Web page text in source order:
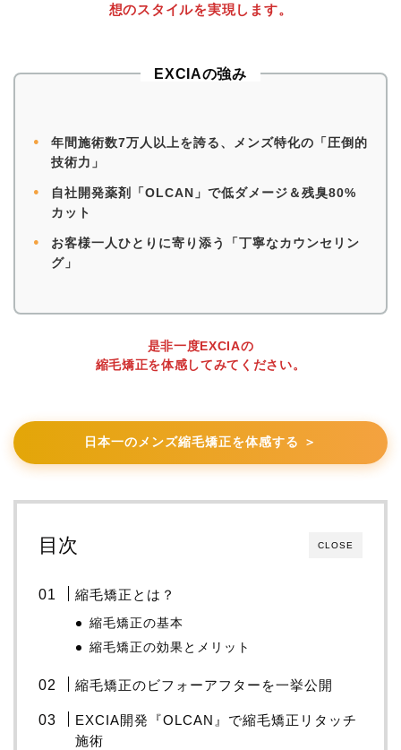
想のスタイルを実現します。
EXCIAの強み
●
年間施術数7万人以上を誇る、メンズ特化の「圧倒的
技術力」
●
自社開発薬剤「OLCAN」で低ダメージ＆残臭80%
カット
●
お客様一人ひとりに寄り添う「丁寧なカウンセリン
グ」
是非一度EXCIAの
縮毛矯正を体感してみてください。
日本一のメンズ縮毛矯正を体感する ＞
CLOSE
目次
縮毛矯正とは？
縮毛矯正の基本
縮毛矯正の効果とメリット
縮毛矯正のビフォーアフターを一挙公開
EXCIA開発『OLCAN』で縮毛矯正リタッチ
施術